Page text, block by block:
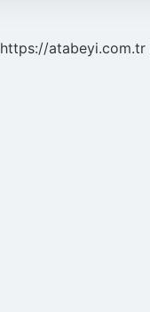
https://atabeyi.com.tr